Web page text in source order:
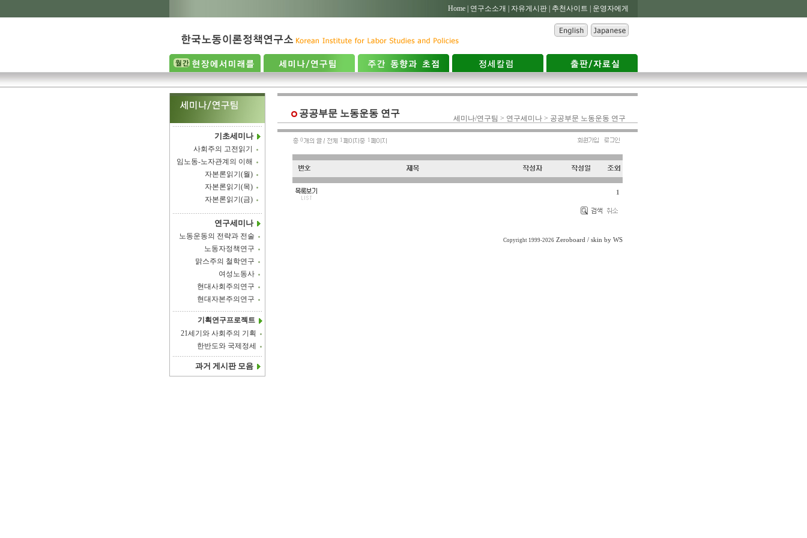
Home | 연구소소개 | 자유게시판 | 추천사이트 | 운영자에게
기초세미나
사회주의 고전읽기
임노동-노자관계의 이해
자본론읽기(월)
자본론읽기(목)
자본론읽기(금)
연구세미나
노동운동의 전략과 전술
노동자정책연구
맑스주의 철학연구
여성노동사
현대사회주의연구
현대자본주의연구
기획연구프로젝트
21세기와 사회주의 기획
한반도와 국제정세
과거 게시판 모음
공공부문 노동운동 연구 세미나/연구팀 > 연구세미나 > 공공부문 노동운동 연구
0 1 1
1
Copyright 1999-2026 Zeroboard / skin by WS